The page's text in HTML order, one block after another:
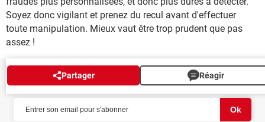
Soyez donc vigilant et prenez du recul avant d'effectuer
toute manipulation. Mieux vaut être trop prudent que pas
assez !
Partager Réagir
NEWSLETTER